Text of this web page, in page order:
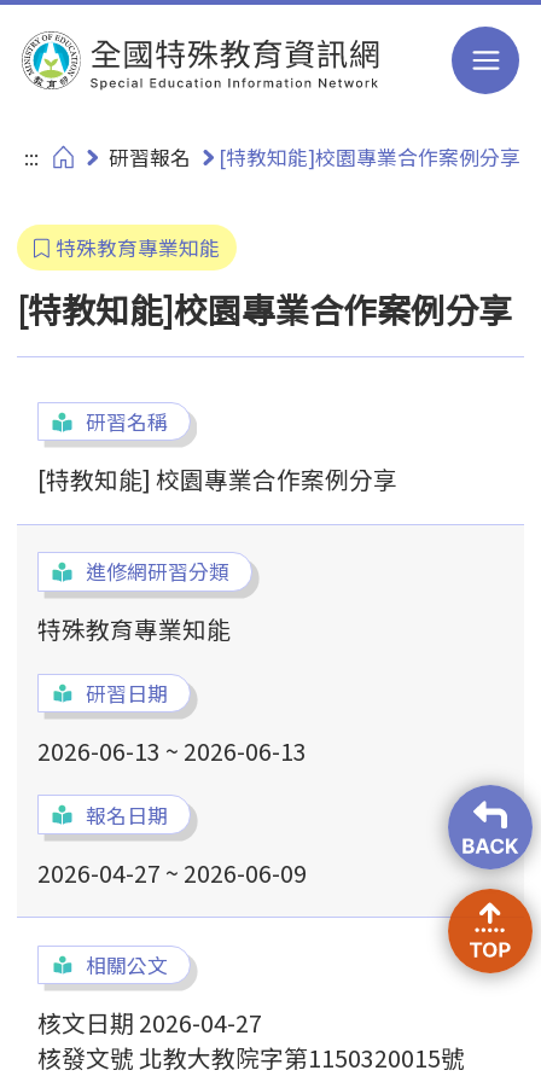
跳到主要內容
::: 研習報名 [特教知能]校園專業合作案例分享
特殊教育專業知能
[特教知能]校園專業合作案例分享
研習名稱
[特教知能] 校園專業合作案例分享
進修網研習分類
特殊教育專業知能
研習日期
2026-06-13 ~ 2026-06-13
報名日期
2026-04-27 ~ 2026-06-09
相關公文
核文日期 2026-04-27
核發文號 北教大教院字第1150320015號